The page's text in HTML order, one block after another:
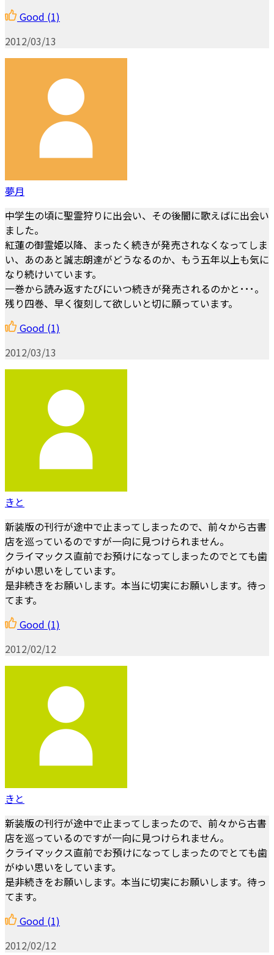
Good (1)
2012/03/13
夢月
中学生の頃に聖霊狩りに出会い、その後闇に歌えばに出会い
ました。
紅蓮の御霊姫以降、まったく続きが発売されなくなってしま
い、あのあと誠志朗達がどうなるのか、もう五年以上も気に
なり続けいています。
一巻から読み返すたびにいつ続きが発売されるのかと･･･。
残り四巻、早く復刻して欲しいと切に願っています。
Good (1)
2012/03/13
きと
新装版の刊行が途中で止まってしまったので、前々から古書
店を巡っているのですが一向に見つけられません。
クライマックス直前でお預けになってしまったのでとても歯
がゆい思いをしています。
是非続きをお願いします。本当に切実にお願いします。待っ
てます。
Good (1)
2012/02/12
きと
新装版の刊行が途中で止まってしまったので、前々から古書
店を巡っているのですが一向に見つけられません。
クライマックス直前でお預けになってしまったのでとても歯
がゆい思いをしています。
是非続きをお願いします。本当に切実にお願いします。待っ
てます。
Good (1)
2012/02/12